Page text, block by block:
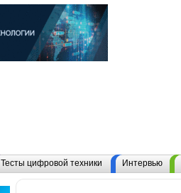
Тесты цифровой техники Интервью